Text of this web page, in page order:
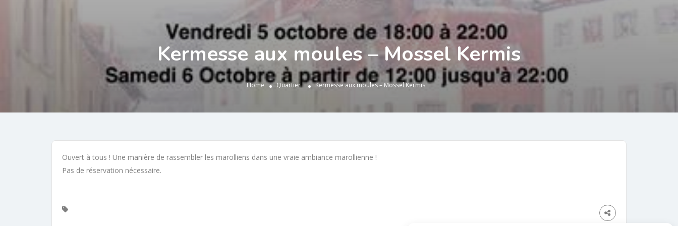
Kermesse aux moules – Mossel Kermis
Home Quartier Kermesse aux moules – Mossel Kermis
Ouvert à tous ! Une manière de rassembler les marolliens dans une vraie ambiance marollienne !
Pas de réservation nécessaire.